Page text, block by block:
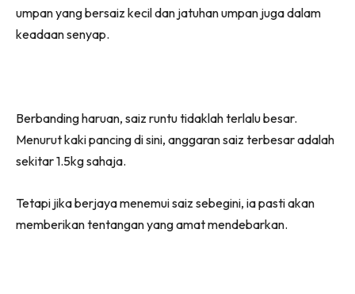
umpan yang bersaiz kecil dan jatuhan umpan juga dalam
keadaan senyap.
Berbanding haruan, saiz runtu tidaklah terlalu besar.
Menurut kaki pancing di sini, anggaran saiz terbesar adalah
sekitar 1.5kg sahaja.
Tetapi jika berjaya menemui saiz sebegini, ia pasti akan
memberikan tentangan yang amat mendebarkan.